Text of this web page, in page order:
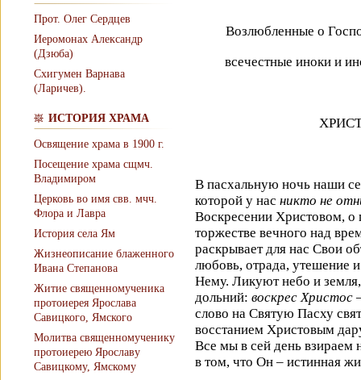
Прот. Олег Сердцев
Иеромонах Александр
(Дзюба)
Схигумен Варнава
(Ларичев).
ИСТОРИЯ ХРАМА
Освящение храма в 1900 г.
Посещение храма сщмч.
Владимиром
Церковь во имя свв. мчч.
Флора и Лавра
История села Ям
Жизнеописание блаженного
Ивана Степанова
Житие священномученика
протоиерея Ярослава
Савицкого, Ямского
Молитва священномученику
протоиерею Ярославу
Савицкому, Ямскому
Возлюбленные о
всечестные иноки и
В пасхальную ночь наши
которой у нас никто не
Воскресении Христовом,
торжестве вечного над
раскрывает для нас Свои
любовь, отрада, утешение
Нему. Ликуют небо и
дольний: воскрес Христос
слово на Святую Пасху
восстанием Христовым
Все мы в сей день взираем
в том, что Он – истинная